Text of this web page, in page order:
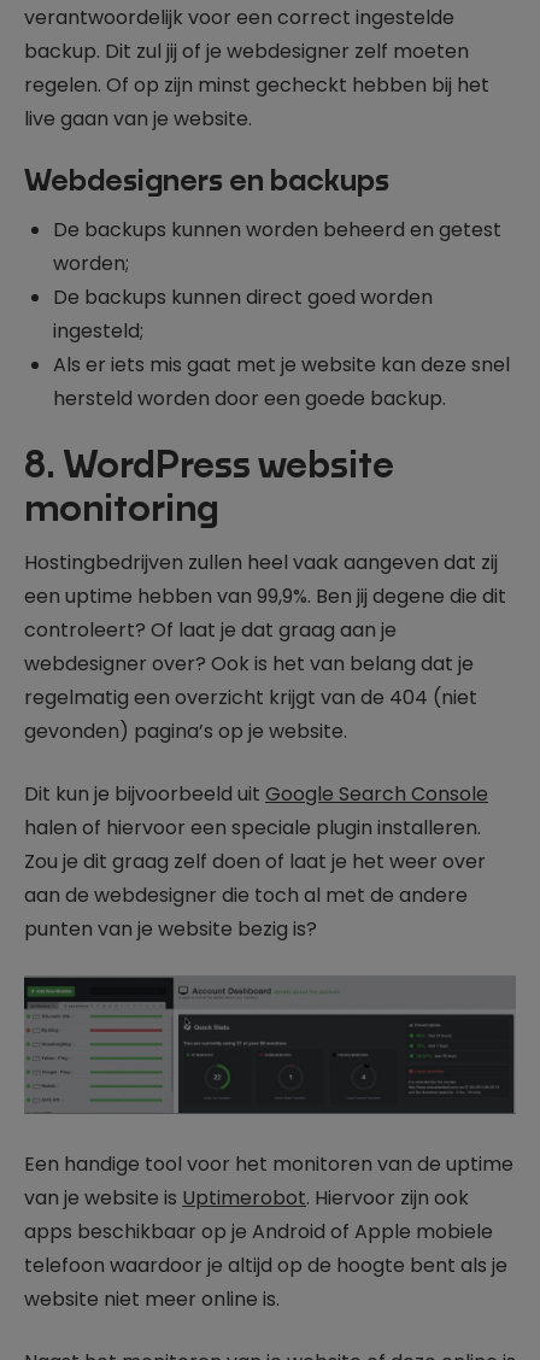
verantwoordelijk voor een correct ingestelde
backup. Dit zul jij of je webdesigner zelf moeten
regelen. Of op zijn minst gecheckt hebben bij het
live gaan van je website.
Webdesigners en backups
De backups kunnen worden beheerd en getest
worden;
De backups kunnen direct goed worden
ingesteld;
Als er iets mis gaat met je website kan deze snel
hersteld worden door een goede backup.
8. WordPress website
monitoring
Hostingbedrijven zullen heel vaak aangeven dat zij
een uptime hebben van 99,9%. Ben jij degene die dit
controleert? Of laat je dat graag aan je
webdesigner over? Ook is het van belang dat je
regelmatig een overzicht krijgt van de 404 (niet
gevonden) pagina’s op je website.
Dit kun je bijvoorbeeld uit Google Search Console
halen of hiervoor een speciale plugin installeren.
Zou je dit graag zelf doen of laat je het weer over
aan de webdesigner die toch al met de andere
punten van je website bezig is?
Een handige tool voor het monitoren van de uptime
van je website is Uptimerobot. Hiervoor zijn ook
apps beschikbaar op je Android of Apple mobiele
telefoon waardoor je altijd op de hoogte bent als je
website niet meer online is.